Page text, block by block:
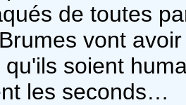
de toutes
vont
soient
les seconds…